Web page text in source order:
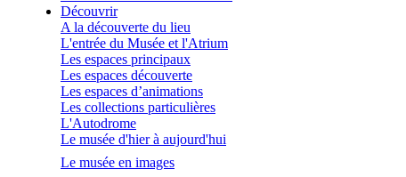
Découvrir
A la découverte du lieu
L'entrée du Musée et l'Atrium
Les espaces principaux
Les espaces découverte
Les espaces d’animations
Les collections particulières
L'Autodrome
Le musée d'hier à aujourd'hui
Le musée en images